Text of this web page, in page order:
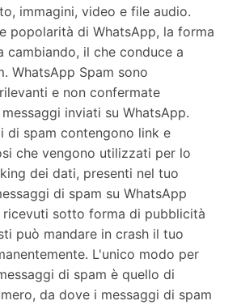
immagini, video e file audio.
popolarità di WhatsApp, la forma
cambiando, il che conduce a
WhatsApp Spam sono
e non confermate
inviati su WhatsApp.
di spam contengono link e
che vengono utilizzati per lo
dei dati, presenti nel tuo
di spam su WhatsApp
ricevuti sotto forma di pubblicità
può mandare in crash il tuo
L'unico modo per
di spam è quello di
da dove i messaggi di spam